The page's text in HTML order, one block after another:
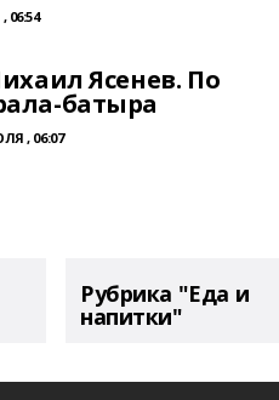
Ясенев. По
батыра
, 06:07
Рубрика "Еда и
напитки"